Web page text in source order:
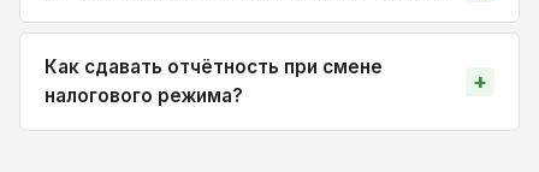
Как сдавать отчётность при смене
налогового режима?